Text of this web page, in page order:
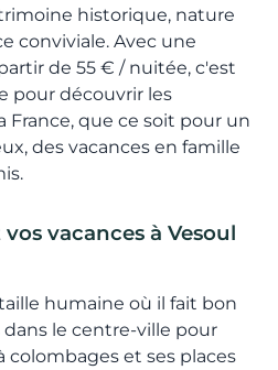
historique, nature
conviviale. Avec une
de 55 € / nuitée, c'est
pour découvrir les
France, que ce soit pour un
des vacances en famille
vacances à Vesoul
humaine où il fait bon
le centre-ville pour
colombages et ses places